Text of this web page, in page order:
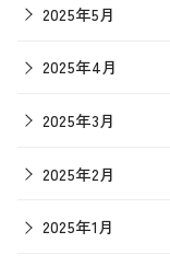
2025年5月
2025年4月
2025年3月
2025年2月
2025年1月